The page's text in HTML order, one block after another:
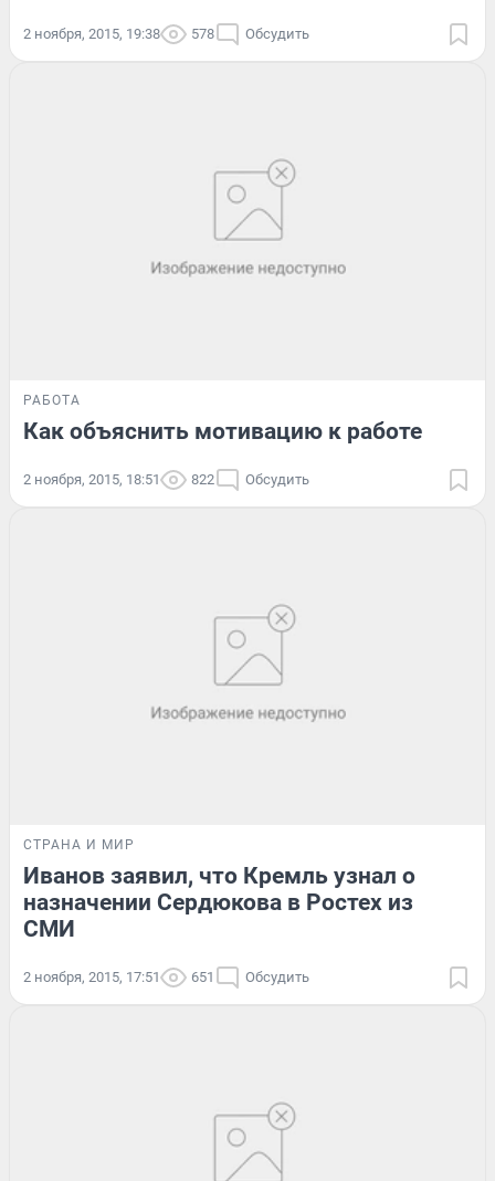
2 ноября, 2015, 19:38 578 Обсудить
РАБОТА
Как объяснить мотивацию к работе
2 ноября, 2015, 18:51 822 Обсудить
СТРАНА И МИР
Иванов заявил, что Кремль узнал о
назначении Сердюкова в Ростех из
СМИ
2 ноября, 2015, 17:51 651 Обсудить